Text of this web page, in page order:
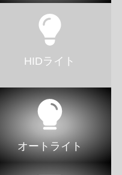
HIDライト
オートライト